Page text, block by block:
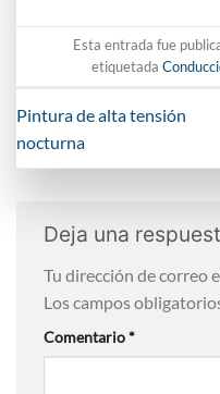
Esta entrada fue
etiquetada
Pintura de alta tensión
nocturna
Deja una
Tu dirección de correo
Los campos
Comentario*